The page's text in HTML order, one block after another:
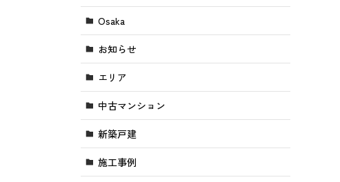
Osaka
お知らせ
エリア
中古マンション
新築戸建
施工事例